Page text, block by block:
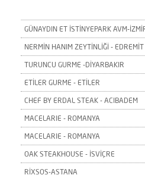
GÜNAYDIN ET İSTİNYEPARK AVM-
NERMİN HANIM ZEYTİNLİĞİ - EDREMİT
TURUNCU GURME -DİYARBAKIR
ETİLER GURME - ETİLER
CHEF BY ERDAL STEAK - ACIBADEM
MACELARIE - ROMANYA
MACELARIE - ROMANYA
OAK STEAKHOUSE - İSVİÇRE
RİXSOS-ASTANA